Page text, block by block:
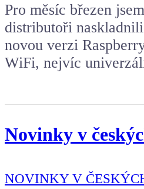
Pro měsíc březen
distributoři
novou verzi
WiFi, nejvíc
Novinky v
NOVINKY V